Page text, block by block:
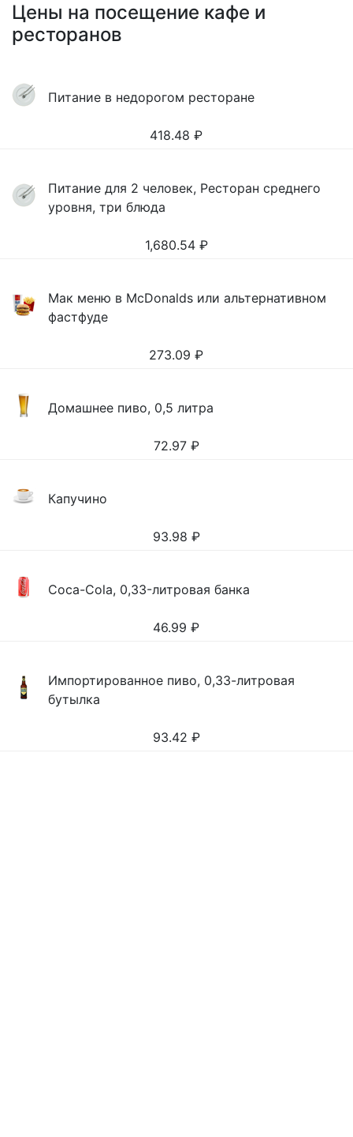
Цены на посещение кафе и
ресторанов
Питание в недорогом ресторане
418.48 ₽
Питание для 2 человек, Ресторан среднего
уровня, три блюда
1,680.54 ₽
Мак меню в McDonalds или альтернативном
фастфуде
273.09 ₽
Домашнее пиво, 0,5 литра
72.97 ₽
Капучино
93.98 ₽
Coca-Cola, 0,33-литровая банка
46.99 ₽
Импортированное пиво, 0,33-литровая
бутылка
93.42 ₽